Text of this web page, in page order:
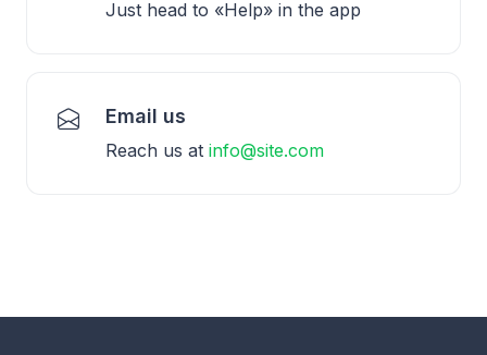
Just head to «Help» in the app
Email us
Reach us at info@site.com